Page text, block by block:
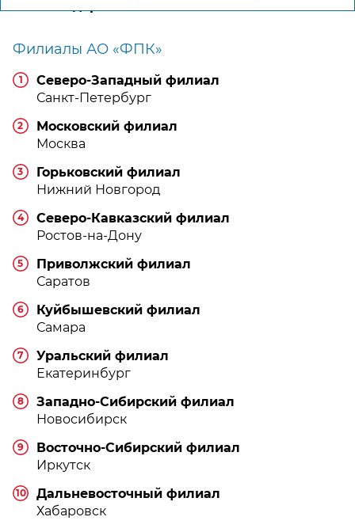
Филиалы АО «ФПК»
1
Северо-Западный филиал
Санкт-Петербург
2
Московский филиал
Москва
3
Горьковский филиал
Нижний Новгород
4
Северо-Кавказский филиал
Ростов-на-Дону
5
Приволжский филиал
Саратов
6
Куйбышевский филиал
Самара
7
Уральский филиал
Екатеринбург
8
Западно-Сибирский филиал
Новосибирск
9
Восточно-Сибирский филиал
Иркутск
10
Дальневосточный филиал
Хабаровск